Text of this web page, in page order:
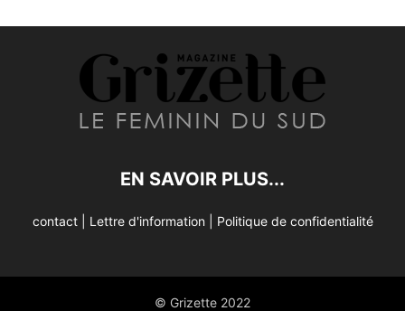
EN SAVOIR PLUS...
contact| Lettre d'information Politique de confidentialité
© Grizette 2022